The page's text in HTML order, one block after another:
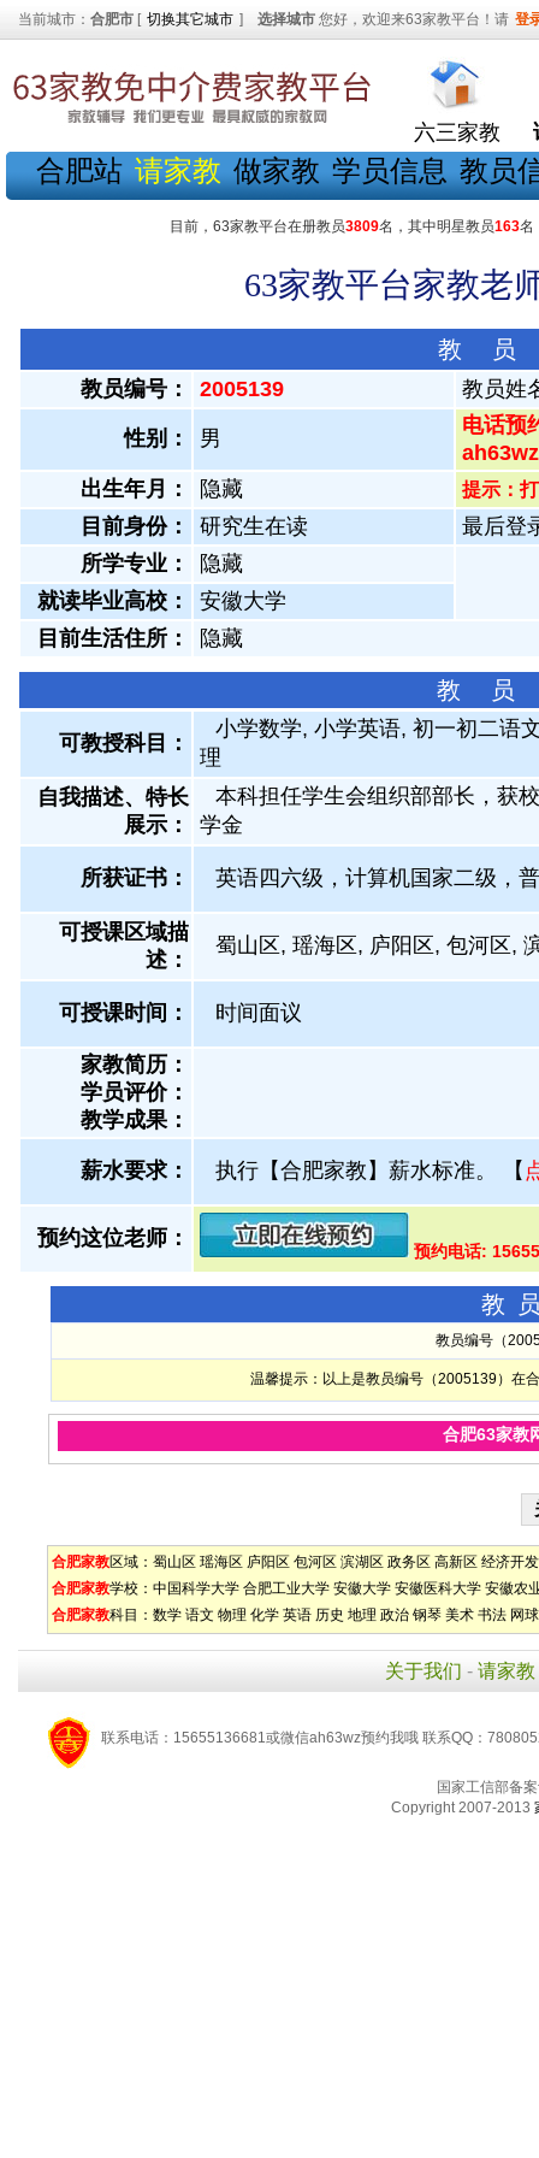
当前城市： 合肥市 [ 切换其它城市 ] 选择城市 您好，欢迎来63家教平台！请 登
六三家教
合肥站 请家教 做家教 学员信息 教员
目前，63家教平台在册教员3809名，其中明星教员163名
63家教平台家教老
教 员
教员编号： 2005139 教员姓
性别： 男
电话预
出生年月：
隐藏 提示：
目前身份： 研究生在读
最后登
所学专业：
隐藏
就读毕业高校：
安徽大学
目前生活住所：
隐藏
教 员
可教授科目：
小学数学, 小学英语, 初一初二语
理
自我描述、特长
展示 ：
本科担任学生会组织部部长，获
学金
所获证书 ： 英语四六级，计算机国家二级，
可授课区域描
述：
蜀山区, 瑶海区, 庐阳区, 包河区,
可授课时间： 时间面议
家教简历：
学员评价：
教学成果：
薪水要求： 执行【合肥家教】薪水标准。 【
预约这位老师：
预约电话:
教
教员编号（
温馨提示：以上是教员编号（2005139）在
合肥63家教
合肥家教区域： 蜀山区 瑶海区 庐阳区 包河区 滨湖区 政务区 高新区 经济开
合肥家教学校： 中国科学大学 合肥工业大学 安徽大学 安徽医科大学 安徽农
合肥家教科目： 数学 语文 物理 化学 英语 历史 地理 政治 钢琴 美术 书法 网球
关于我们 - 请家教
联系电话：15655136681或微信ah63wz预约我哦 联系QQ：
国家工信部备
Copyright 2007-2013